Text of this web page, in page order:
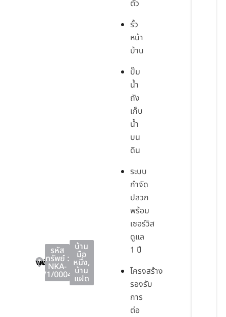
พนัสนิคม
พนัสนิคม
ชลบุรี
รหัส
ทรัพย์ :
NKA-
71/0004
บ้าน
มือ
หนึ่ง,
บ้าน
แฝด
ตัว
รั้ว
หน้า
บ้าน
ปั๊ม
น้ำ
ถัง
เก็บ
น้ำ
บน
ดิน
ระบบ
กำจัด
ปลวก
พร้อม
เซอร์วิส
ดูแล
1 ปี
โครงสร้าง
รองรับ
การ
ต่อ